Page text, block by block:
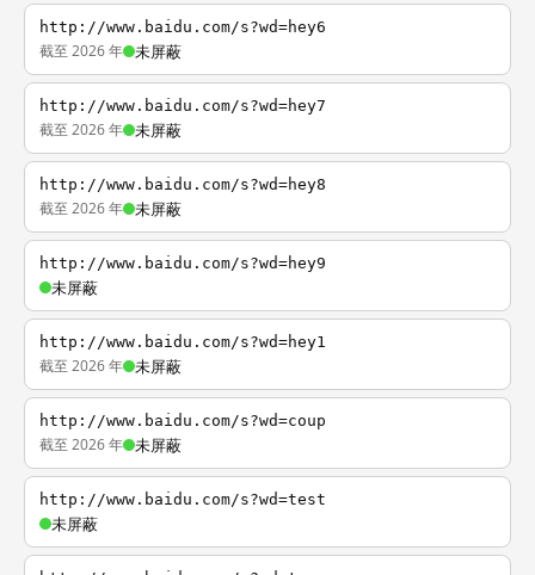
http://www.baidu.com/s?wd=hey6
截至 2026 年 未屏蔽
http://www.baidu.com/s?wd=hey7
截至 2026 年 未屏蔽
http://www.baidu.com/s?wd=hey8
截至 2026 年 未屏蔽
http://www.baidu.com/s?wd=hey9
未屏蔽
http://www.baidu.com/s?wd=hey1
截至 2026 年 未屏蔽
http://www.baidu.com/s?wd=coup
截至 2026 年 未屏蔽
http://www.baidu.com/s?wd=test
未屏蔽